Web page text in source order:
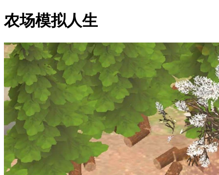
农场模拟人生